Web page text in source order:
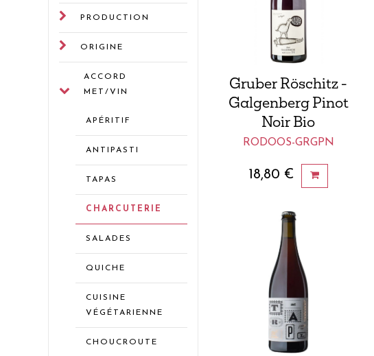
PRODUCTION
ORIGINE
ACCORD
MET/VIN
APÉRITIF
ANTIPASTI
TAPAS
CHARCUTERIE
SALADES
QUICHE
CUISINE
VÉGÉTARIENNE
CHOUCROUTE
Gruber Röschitz -
Galgenberg Pinot
Noir Bio
RODOOS-GRGPN
18,80 €